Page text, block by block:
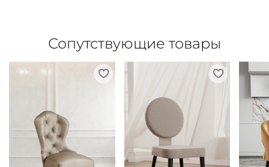
Сопутствующие товары